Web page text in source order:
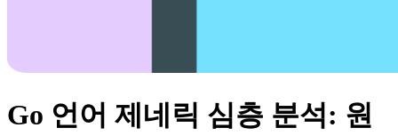
Go 언어 제네릭 심층 분석: 원